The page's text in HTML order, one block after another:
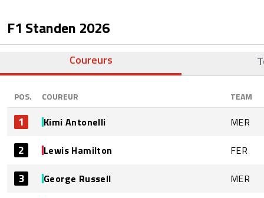
F1 Standen 2026
Coureurs
POS. COUREUR TEAM
1 Kimi Antonelli MER
2 Lewis Hamilton FER
3 George Russell MER